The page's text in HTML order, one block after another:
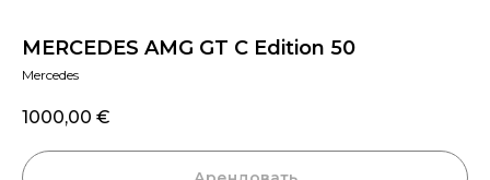
MERCEDES AMG GT C Edition 50
Mercedes
1000,00 €